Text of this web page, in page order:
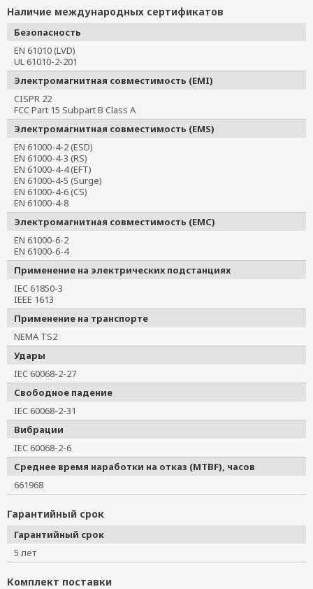
Наличие международных сертификатов
Безопасность
EN 61010 (LVD)
UL 61010-2-201
Электромагнитная совместимость (EMI)
CISPR 22
FCC Part 15 Subpart B Class A
Электромагнитная совместимость (EMS)
EN 61000-4-2 (ESD)
EN 61000-4-3 (RS)
EN 61000-4-4 (EFT)
EN 61000-4-5 (Surge)
EN 61000-4-6 (CS)
EN 61000-4-8
Электромагнитная совместимость (EMC)
EN 61000-6-2
EN 61000-6-4
Применение на электрических подстанциях
IEC 61850-3
IEEE 1613
Применение на транспорте
NEMA TS2
Удары
IEC 60068-2-27
Свободное падение
IEC 60068-2-31
Вибрации
IEC 60068-2-6
Среднее время наработки на отказ (MTBF), часов
661968
Гарантийный срок
Гарантийный срок
5 лет
Комплект поставки